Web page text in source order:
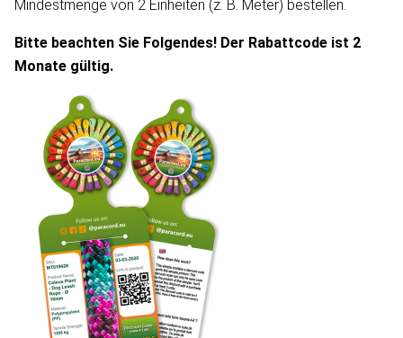
Mindestmenge von 2 Einheiten (z. B. Meter) bestellen.
Bitte beachten Sie Folgendes! Der Rabattcode ist 2
Monate gültig.